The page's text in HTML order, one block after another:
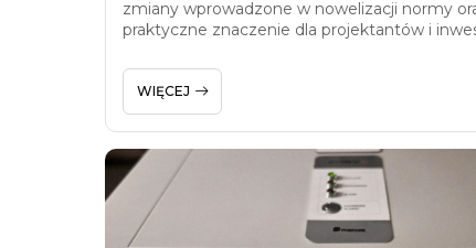
zmiany wprowadzone w nowelizacji normy
praktyczne znaczenie dla projektantów i
WIĘCEJ